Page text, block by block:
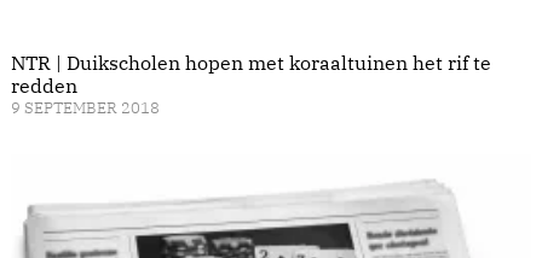
NTR | Duikscholen hopen met koraaltuinen het rif te
redden
9 SEPTEMBER 2018